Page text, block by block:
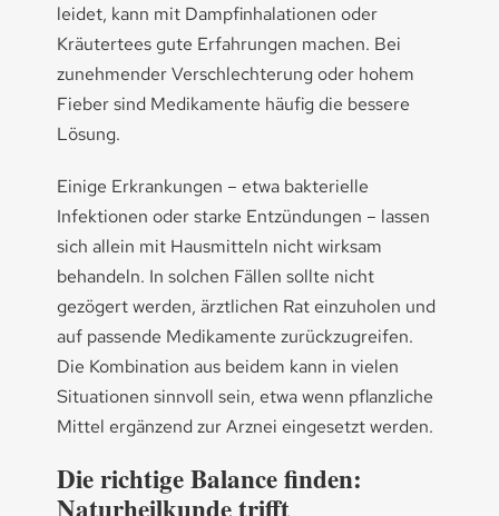
leidet, kann mit Dampfinhalationen oder
Kräutertees gute Erfahrungen machen. Bei
zunehmender Verschlechterung oder hohem
Fieber sind Medikamente häufig die bessere
Lösung.
Einige Erkrankungen – etwa bakterielle
Infektionen oder starke Entzündungen – lassen
sich allein mit Hausmitteln nicht wirksam
behandeln. In solchen Fällen sollte nicht
gezögert werden, ärztlichen Rat einzuholen und
auf passende Medikamente zurückzugreifen.
Die Kombination aus beidem kann in vielen
Situationen sinnvoll sein, etwa wenn pflanzliche
Mittel ergänzend zur Arznei eingesetzt werden.
Die richtige Balance finden:
Naturheilkunde trifft